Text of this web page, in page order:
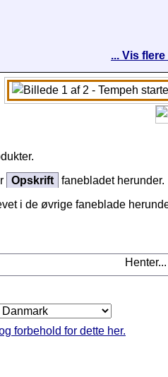
... Vis flere
Opskrift
fanebladet herunder.
i de øvrige faneblade
Henter...
forbehold for dette her.